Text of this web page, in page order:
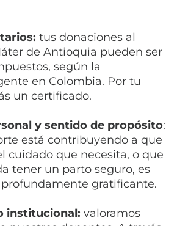
tus donaciones al
de Antioquia pueden ser
según la
en Colombia. Por tu
un certificado.
y sentido de propósito:
está contribuyendo a que
cuidado que necesita, o que
tener un parto seguro, es
gratificante.
institucional: valoramos